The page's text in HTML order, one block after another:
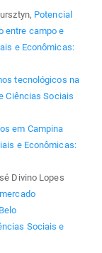
Potencial
entre campo e
e Econômicas:
tecnológicos na
Ciências Sociais
em Campina
e Econômicas:
Divino Lopes
Sociais e